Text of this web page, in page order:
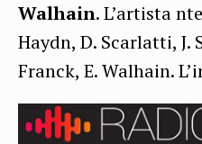
Walhain. L’artista
Haydn, D. Scarlatti, J.
Franck, E. Walhain.